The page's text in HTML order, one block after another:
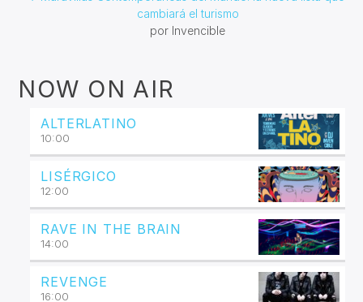
cambiará el turismo
por Invencible
NOW ON AIR
ALTERLATINO
10:00
LISÉRGICO
12:00
RAVE IN THE BRAIN
14:00
REVENGE
16:00